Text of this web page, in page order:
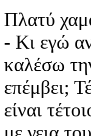
Πλατύ
- Κι εγώ
καλέσω
επέμβει;
είναι